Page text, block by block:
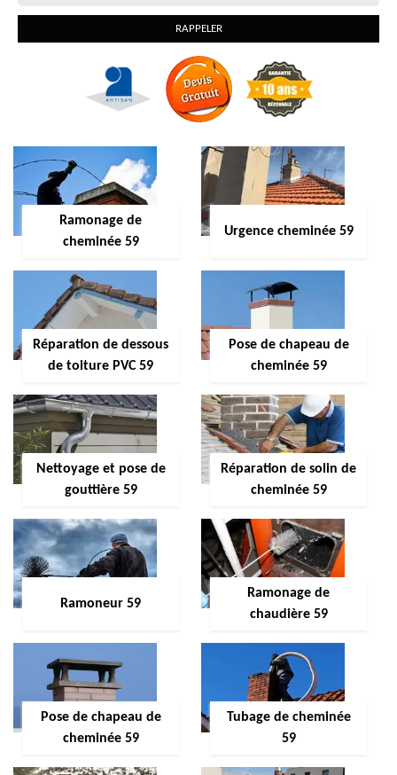
Ramonage de
cheminée 59
Urgence cheminée 59
Réparation de dessous
de toiture PVC 59
Pose de chapeau de
cheminée 59
Nettoyage et pose de
gouttière 59
Réparation de solin de
cheminée 59
Ramoneur 59
Ramonage de
chaudière 59
Pose de chapeau de
cheminée 59
Tubage de cheminée
59